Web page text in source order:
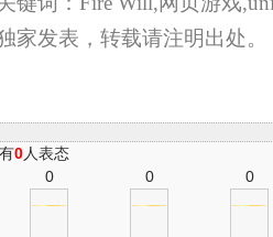
家发表，转载请注明出处。
0人表态
0 0 0